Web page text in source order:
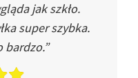
jak szkło.
super szybka.
bardzo.”